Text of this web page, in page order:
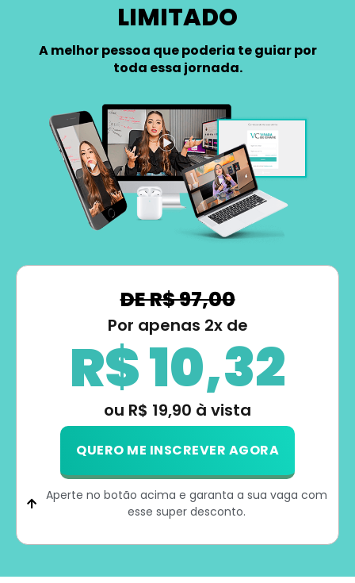
LIMITADO
A melhor pessoa que poderia te guiar por
toda essa jornada.
DE R$ 97,00
Por apenas 2x de
R$ 10,32
ou R$ 19,90 à vista
QUERO ME INSCREVER AGORA
Aperte no botão acima e garanta a sua vaga com
esse super desconto.